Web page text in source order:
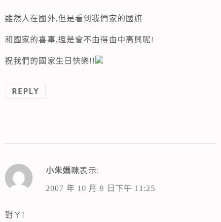
雖然人在國外,但是看到我們家的國旗
和國家的喜事,還是會不由得由中高興呢!
祝我們的國家生日快樂!!
REPLY
小朱媽咪表示:
2007 年 10 月 9 日下午 11:25
對ㄚ!